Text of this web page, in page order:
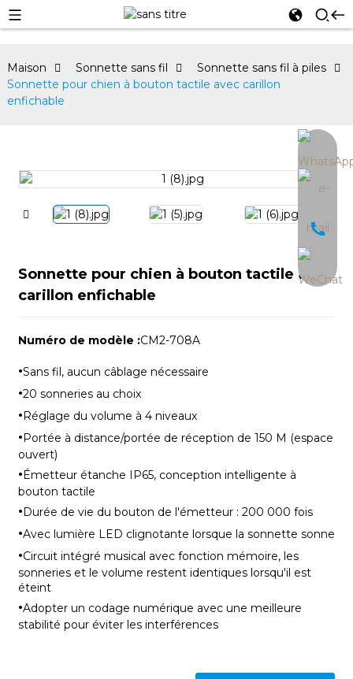
Maison Sonnette sans fil
Sonnette sans fil à piles
Sonnette pour chien à bouton tactile avec carillon
enfichable
Sonnette pour chien à bouton tactile avec
carillon enfichable
Numéro de modèle :CM2-708A
·Sans fil, aucun câblage nécessaire
·20 sonneries au choix
·Réglage du volume à 4 niveaux
·Portée à distance/portée de réception de 150 M (espace
ouvert)
·Émetteur étanche IP65, conception intelligente à
bouton tactile
·Durée de vie du bouton de l'émetteur : 200 000 fois
·Avec lumière LED clignotante lorsque la sonnette sonne
·Circuit intégré musical avec fonction mémoire, les
sonneries et le volume restent identiques lorsqu'il est
éteint
·Adopter un codage numérique avec une meilleure
stabilité pour éviter les interférences